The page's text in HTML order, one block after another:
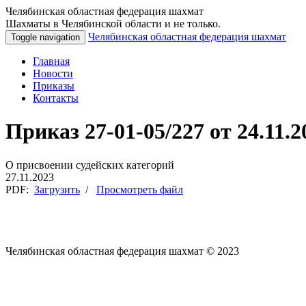
Челябинская областная федерация шахмат
Шахматы в Челябинской области и не только.
Toggle navigation Челябинская областная федерация шахмат
Главная
Новости
Приказы
Контакты
Приказ 27-01-05/227 от
О присвоении судейских категорий
27.11.2023
PDF: Загрузить / Просмотреть файл
Челябинская областная федерация шахмат © 2023